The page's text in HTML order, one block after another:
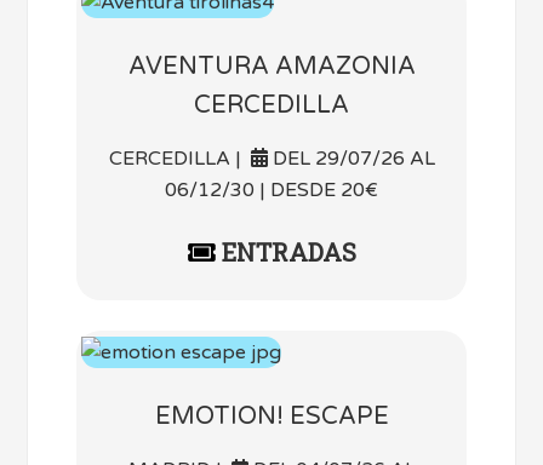
AVENTURA AMAZONIA
CERCEDILLA
CERCEDILLA |
DEL 29/07/26 AL
06/12/30 | DESDE 20€
ENTRADAS
EMOTION! ESCAPE